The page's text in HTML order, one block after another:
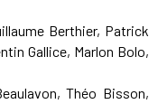
Berthier, Patrick
Gallice, Marlon Bolo,
Théo Bisson,